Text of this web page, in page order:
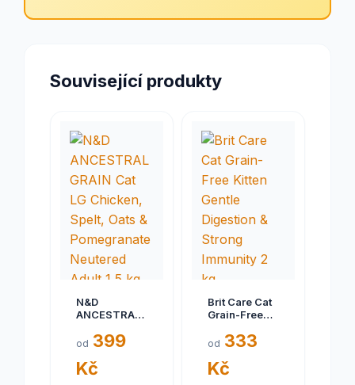
Související produkty
N&D
ANCESTRAL
Chicken,
Pomegranate
Neutered
od 399
Kč
Brit Care Cat
Grain-Free
Digestion &
Immunity 2
kg
od 333
Kč